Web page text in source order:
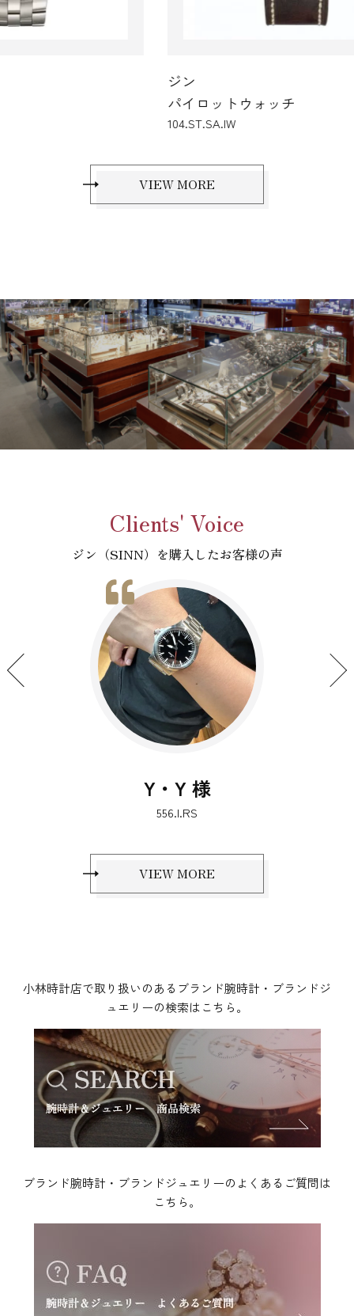
パイロットウォッチ
VIEW MORE
Clients' Voice
ジン（SINN）を購入したお客様の声
VIEW MORE
小林時計店で取り扱いのあるブランド腕時計・ブランドジ
ュエリーの検索はこちら。
ブランド腕時計・ブランドジュエリーのよくあるご質問は
こちら。